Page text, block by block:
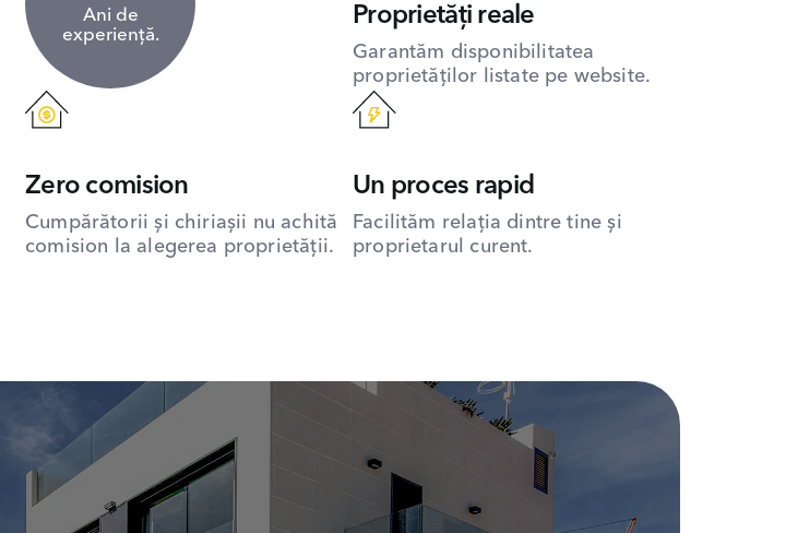
Ani de
experiență.
Proprietăți reale
Garantăm disponibilitatea
proprietăților listate pe website.
Zero comision
Cumpărătorii și chiriașii nu achită
comision la alegerea proprietății.
Un proces rapid
Facilităm relația dintre tine și
proprietarul curent.